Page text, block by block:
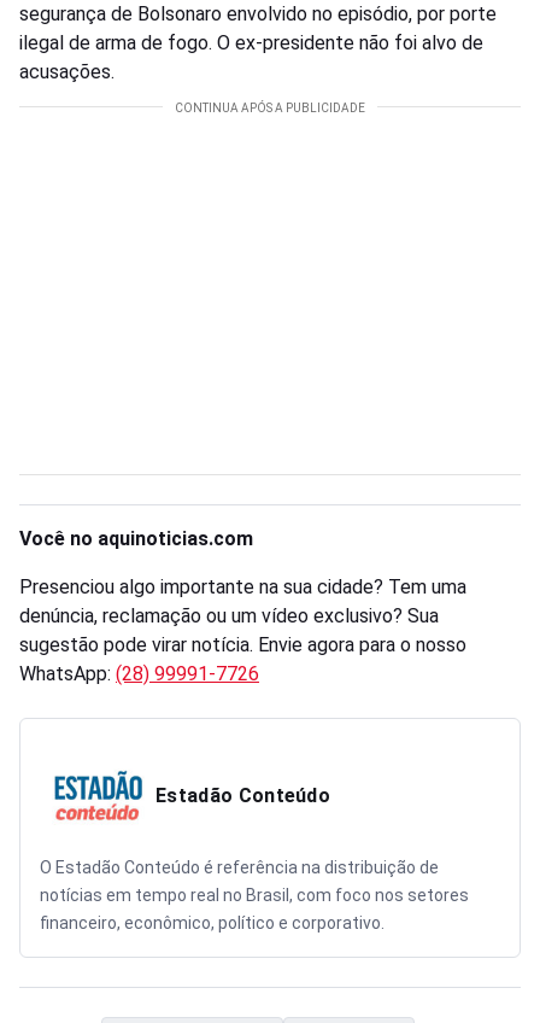
segurança de Bolsonaro envolvido no episódio, por porte
ilegal de arma de fogo. O ex-presidente não foi alvo de
acusações.
Você no aquinoticias.com
Presenciou algo importante na sua cidade? Tem uma
denúncia, reclamação ou um vídeo exclusivo? Sua
sugestão pode virar notícia. Envie agora para o nosso
WhatsApp: (28) 99991-7726
Estadão Conteúdo
O Estadão Conteúdo é referência na distribuição de
notícias em tempo real no Brasil, com foco nos setores
financeiro, econômico, político e corporativo.